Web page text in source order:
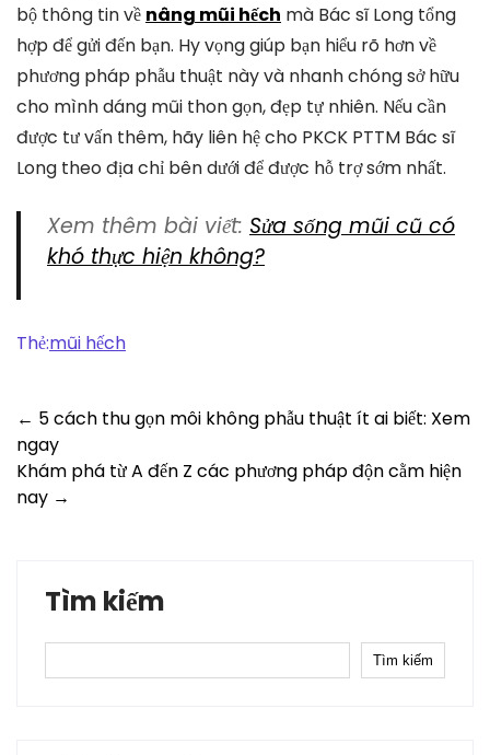
bộ thông tin về nâng mũi hếch mà Bác sĩ Long tổng
hợp để gửi đến bạn. Hy vọng giúp bạn hiểu rõ hơn về
phương pháp phẫu thuật này và nhanh chóng sở hữu
cho mình dáng mũi thon gọn, đẹp tự nhiên. Nếu cần
được tư vấn thêm, hãy liên hệ cho PKCK PTTM Bác sĩ
Long theo địa chỉ bên dưới để được hỗ trợ sớm nhất.
Xem thêm bài viết: Sửa sống mũi cũ có
khó thực hiện không?
Thẻ:mũi hếch
Post
navigation
← 5 cách thu gọn môi không phẫu thuật ít ai biết: Xem
ngay
Khám phá từ A đến Z các phương pháp độn cằm hiện
nay →
Tìm kiếm
Tìm kiếm